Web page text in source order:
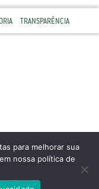
TRANSPARÊNCIA
para melhorar sua
nossa política de